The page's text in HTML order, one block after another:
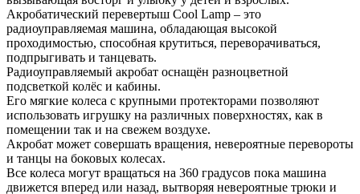
Акробатический перевертыш Cool Lamp – это
радиоуправляемая машина, обладающая высокой
проходимостью, способная крутиться, переворачиваться,
подпрыгивать и танцевать.
Радиоуправляемый акробат оснащён разноцветной
подсветкой колёс и кабины.
Его мягкие колеса с крупными протекторами позволяют
использовать игрушку на различных поверхностях, как в
помещении так и на свежем воздухе.
Акробат может совершать вращения, невероятные перевороты
и танцы на боковых колесах.
Все колеса могут вращаться на 360 градусов пока машина
движется вперед или назад, вытворяя невероятные трюки и